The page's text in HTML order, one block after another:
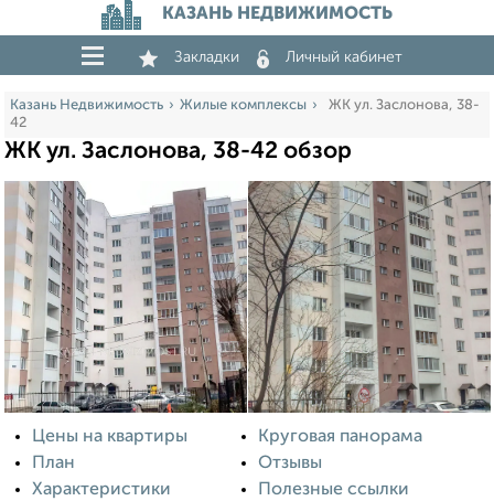
КАЗАНЬ НЕДВИЖИМОСТЬ
Закладки Личный кабинет
Казань Недвижимость Жилые комплексы
ЖК ул. Заслонова, 38-
42
ЖК ул. Заслонова, 38-42 обзор
Цены на квартиры
План
Характеристики
Круговая панорама
Отзывы
Полезные ссылки